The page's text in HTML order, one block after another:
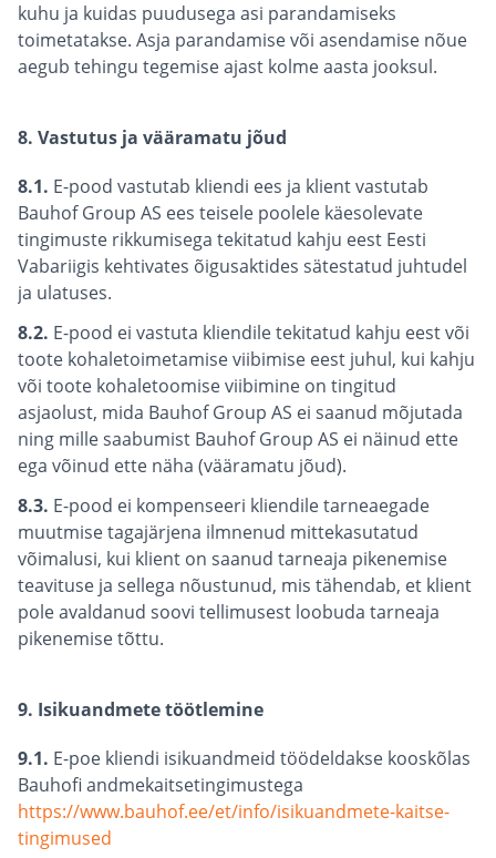
kuhu ja kuidas puudusega asi parandamiseks
toimetatakse. Asja parandamise või asendamise nõue
aegub tehingu tegemise ajast kolme aasta jooksul.
8. Vastutus ja vääramatu jõud
8.1. E-pood vastutab kliendi ees ja klient vastutab
Bauhof Group AS ees teisele poolele käesolevate
tingimuste rikkumisega tekitatud kahju eest Eesti
Vabariigis kehtivates õigusaktides sätestatud juhtudel
ja ulatuses.
8.2. E-pood ei vastuta kliendile tekitatud kahju eest või
toote kohaletoimetamise viibimise eest juhul, kui kahju
või toote kohaletoomise viibimine on tingitud
asjaolust, mida Bauhof Group AS ei saanud mõjutada
ning mille saabumist Bauhof Group AS ei näinud ette
ega võinud ette näha (vääramatu jõud).
8.3. E-pood ei kompenseeri kliendile tarneaegade
muutmise tagajärjena ilmnenud mittekasutatud
võimalusi, kui klient on saanud tarneaja pikenemise
teavituse ja sellega nõustunud, mis tähendab, et klient
pole avaldanud soovi tellimusest loobuda tarneaja
pikenemise tõttu.
9. Isikuandmete töötlemine
9.1. E-poe kliendi isikuandmeid töödeldakse kooskõlas
Bauhofi andmekaitsetingimustega
https://www.bauhof.ee/et/info/isikuandmete-kaitse-
tingimused